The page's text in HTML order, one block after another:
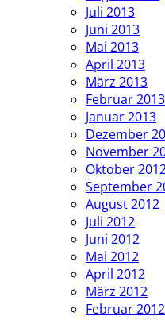
Juli 2013
Juni 2013
Mai 2013
April 2013
März 2013
Februar 2013
Januar 2013
Dezember
November
Oktober
September
August 2012
Juli 2012
Juni 2012
Mai 2012
April 2012
März 2012
Februar 2012